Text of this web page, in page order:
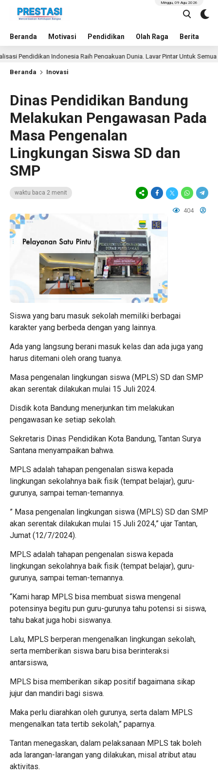
Beranda Motivasi Pendidikan Olah Raga Berita
Minggu, 09 Agu 2026
Indonesia Raih Pengakuan Dunia, Layar Pintar Untuk Semua Siswa
Beranda Inovasi
Dinas Pendidikan Bandung
Melakukan Pengawasan Pada
Masa Pengenalan
Lingkungan Siswa SD dan
SMP
waktu baca 2 menit
404
Siswa yang baru masuk sekolah memiliki berbagai
karakter yang berbeda dengan yang lainnya.
Ada yang langsung berani masuk kelas dan ada juga yang
harus ditemani oleh orang tuanya.
Masa pengenalan lingkungan siswa (MPLS) SD dan SMP
akan serentak dilakukan mulai 15 Juli 2024.
Disdik kota Bandung menerjunkan tim melakukan
pengawasan ke setiap sekolah.
Sekretaris Dinas Pendidikan Kota Bandung, Tantan Surya
Santana menyampaikan bahwa.
MPLS adalah tahapan pengenalan siswa kepada
lingkungan sekolahnya baik fisik (tempat belajar), guru-
gurunya, sampai teman-temannya.
” Masa pengenalan lingkungan siswa (MPLS) SD dan SMP
akan serentak dilakukan mulai 15 Juli 2024,” ujar Tantan,
Jumat (12/7/2024).
MPLS adalah tahapan pengenalan siswa kepada
lingkungan sekolahnya baik fisik (tempat belajar), guru-
gurunya, sampai teman-temannya.
“Kami harap MPLS bisa membuat siswa mengenal
potensinya begitu pun guru-gurunya tahu potensi si siswa,
tahu bakat juga hobi siswanya.
Lalu, MPLS berperan mengenalkan lingkungan sekolah,
serta memberikan siswa baru bisa berinteraksi
antarsiswa,
MPLS bisa memberikan sikap positif bagaimana sikap
jujur dan mandiri bagi siswa.
Maka perlu diarahkan oleh gurunya, serta dalam MPLS
mengenalkan tata tertib sekolah,” paparnya.
Tantan menegaskan, dalam pelaksanaan MPLS tak boleh
ada larangan-larangan yang dilakukan, misal atribut atau
aktivitas.